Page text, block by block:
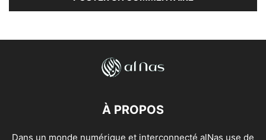
À PROPOS
Dans un monde numérique et interconnecté alNas use de